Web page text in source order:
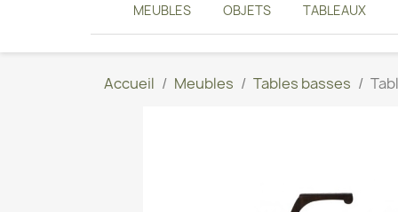
MEUBLES OBJETS TABLEAUX
Accueil Meubles Tables basses